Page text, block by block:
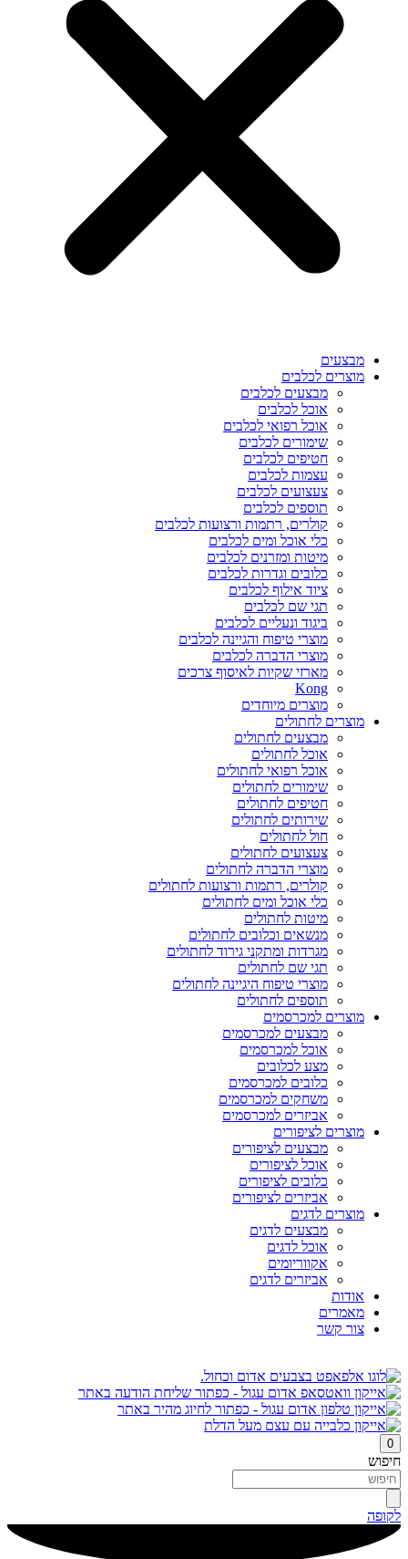
מבצעים
מוצרים לכלבים
מבצעים לכלבים
אוכל לכלבים
אוכל רפואי לכלבים
שימורים לכלבים
חטיפים לכלבים
עצמות לכלבים
צעצועים לכלבים
תוספים לכלבים
קולרים, רתמות ורצועות לכלבים
כלי אוכל ומים לכלבים
מיטות ומזרנים לכלבים
כלובים וגדרות לכלבים
ציוד אילוף לכלבים
תגי שם לכלבים
ביגוד ונעליים לכלבים
מוצרי טיפוח והגיינה לכלבים
מוצרי הדברה לכלבים
מארזי שקיות לאיסוף צרכים
Kong
מוצרים מיוחדים
מוצרים לחתולים
מבצעים לחתולים
אוכל לחתולים
אוכל רפואי לחתולים
שימורים לחתולים
חטיפים לחתולים
שירותים לחתולים
חול לחתולים
צעצועים לחתולים
מוצרי הדברה לחתולים
קולרים, רתמות ורצועות לחתולים
כלי אוכל ומים לחתולים
מיטות לחתולים
מנשאים וכלובים לחתולים
מגרדות ומתקני גירוד לחתולים
תגי שם לחתולים
מוצרי טיפוח היגיינה לחתולים
תוספים לחתולים
מוצרים למכרסמים
מבצעים למכרסמים
אוכל למכרסמים
מצע לכלובים
כלובים למכרסמים
משחקים למכרסמים
אביזרים למכרסמים
מוצרים לציפורים
מבצעים לציפורים
אוכל לציפורים
כלובים לציפורים
אביזרים לציפורים
מוצרים לדגים
מבצעים לדגים
אוכל לדגים
אקווריומים
אביזרים לדגים
אודות
מאמרים
צור קשר
0
חיפוש
לקופה